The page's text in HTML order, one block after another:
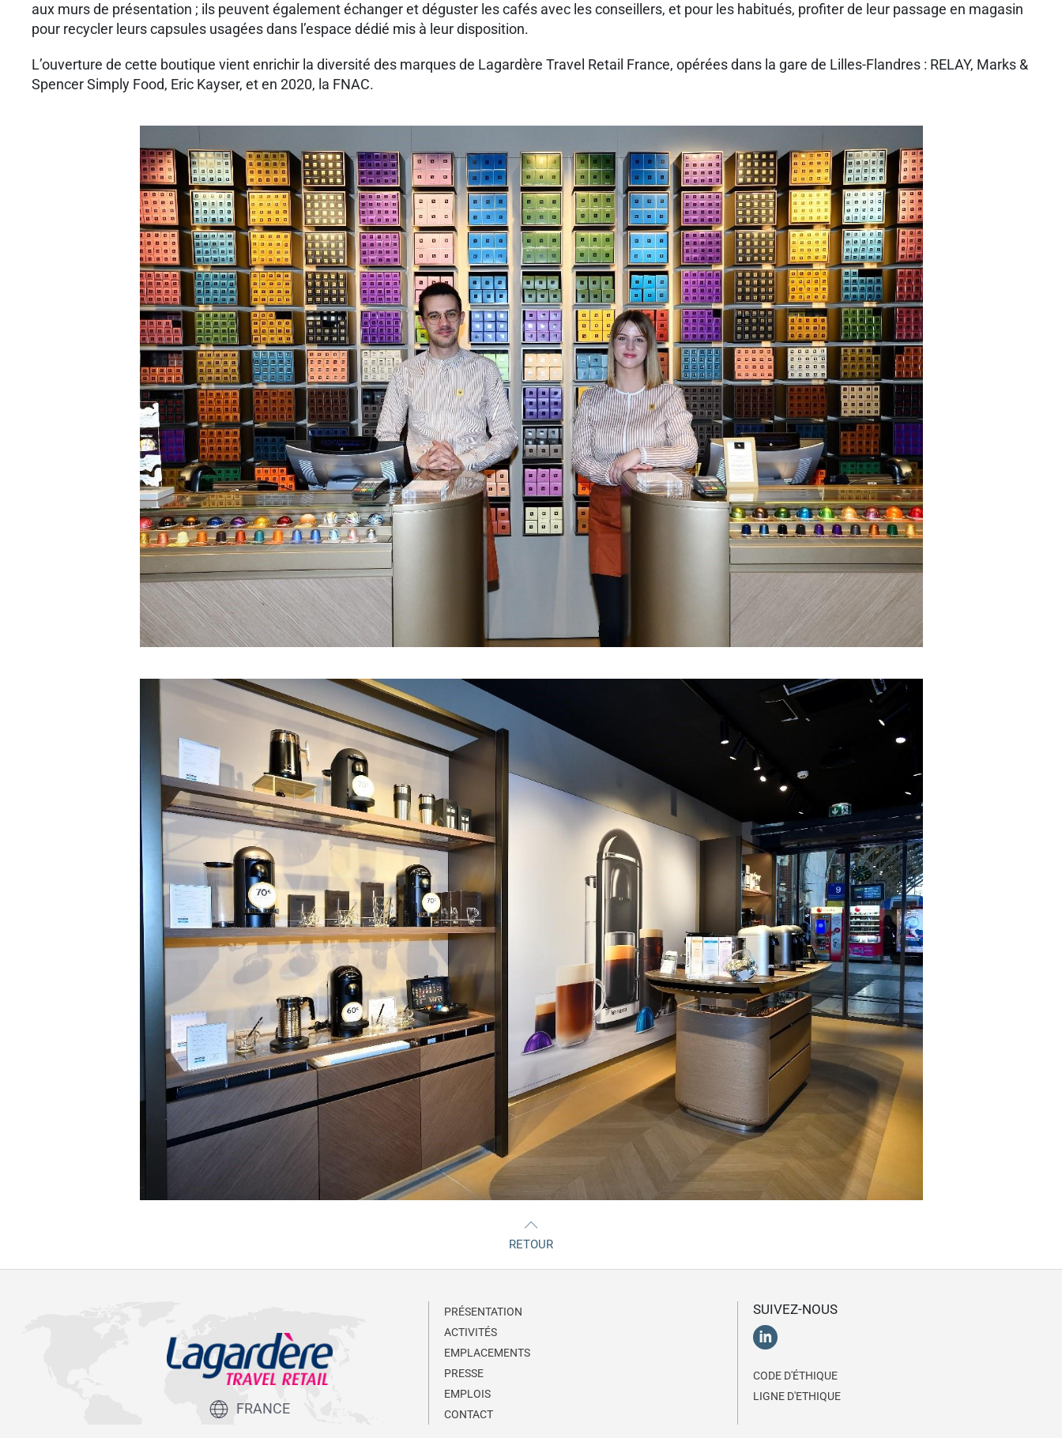
aux murs de présentation ; ils peuvent également échanger et déguster les cafés avec les conseillers, et pour les habitués, profiter de leur passage en magasin
pour recycler leurs capsules usagées dans l’espace dédié mis à leur disposition.
L’ouverture de cette boutique vient enrichir la diversité des marques de Lagardère Travel Retail France, opérées dans la gare de Lilles-Flandres : RELAY, Marks &
Spencer Simply Food, Eric Kayser, et en 2020, la FNAC.
RETOUR
FRANCE
PRÉSENTATION
ACTIVITÉS
EMPLACEMENTS
PRESSE
EMPLOIS
CONTACT
SUIVEZ-NOUS
CODE D'ÉTHIQUE
LIGNE D'ETHIQUE